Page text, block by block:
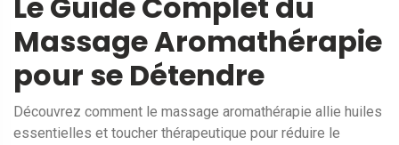
Massage Aromathérapie
pour se Détendre
Découvrez comment le massage aromathérapie allie huiles
essentielles et toucher thérapeutique pour réduire le